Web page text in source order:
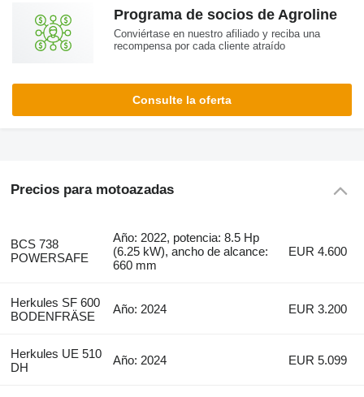
Programa de socios de Agroline
Conviértase en nuestro afiliado y reciba una
recompensa por cada cliente atraído
Consulte la oferta
Precios para motoazadas
BCS 738
POWERSAFE
Año: 2022, potencia: 8.5 Hp
(6.25 kW), ancho de alcance:
660 mm
EUR 4.600
Herkules SF 600
BODENFRÄSE
Año: 2024 EUR 3.200
Herkules UE 510
DH
Año: 2024 EUR 5.099